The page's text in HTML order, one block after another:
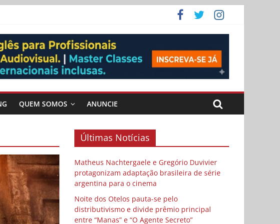
a Zbigniew Cybulski
Secreto”
de histórias de vida
QUEM SOMOS ANUNCIE
Últimas Notícias
Matheus Nachtergaele e Gregório Duvivier
protagonizam adaptação brasileira de série
argentina para o cinema
Noite dos Otelos pauta-se pelo
distributivismo e divide prêmio principal
entre “Manas” e “O Agente Secreto”